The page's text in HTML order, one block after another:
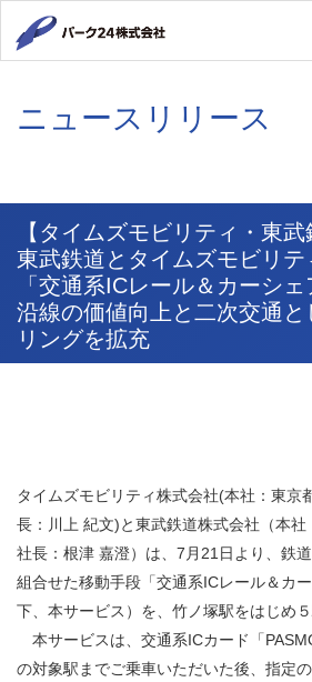
ニュースリリース
【タイムズモビリティ・東武
東武鉄道とタイムズモビリテ
「交通系ICレール＆カーシ
沿線の価値向上と二次交通
リングを拡充
タイムズモビリティ株式会社(本社：東京
長：川上 紀文)と東武鉄道株式会社（本
社長：根津 嘉澄）は、7月 21 日より、鉄
組合せた移動手段「交通系ICレール＆カ
下、本サービス）を、竹ノ塚駅をはじめ５
本サービスは、交通系ICカード「
の対象駅までご乗車いただいた後、指定